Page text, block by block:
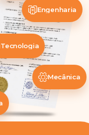
Mecânica
Tecnologia
Engenharia